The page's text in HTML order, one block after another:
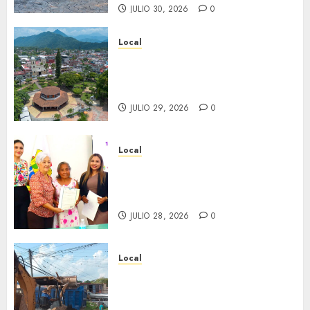
JULIO 30, 2026 0
Local
JULIO 29, 2026 0
Local
JULIO 28, 2026 0
Local